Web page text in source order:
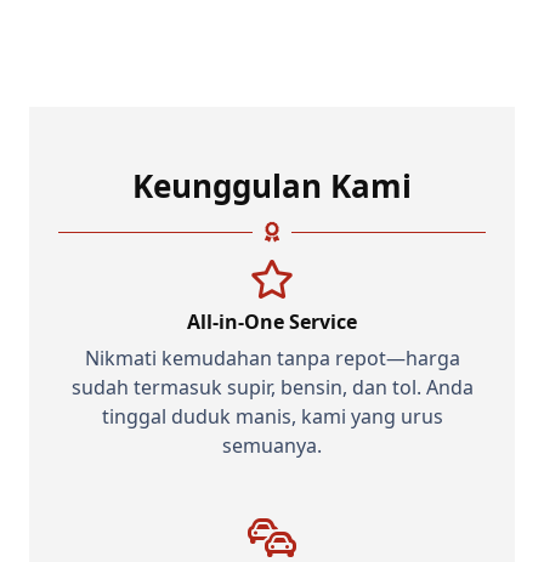
Keunggulan Kami
All-in-One Service
Nikmati kemudahan tanpa repot—harga
sudah termasuk supir, bensin, dan tol. Anda
tinggal duduk manis, kami yang urus
semuanya.